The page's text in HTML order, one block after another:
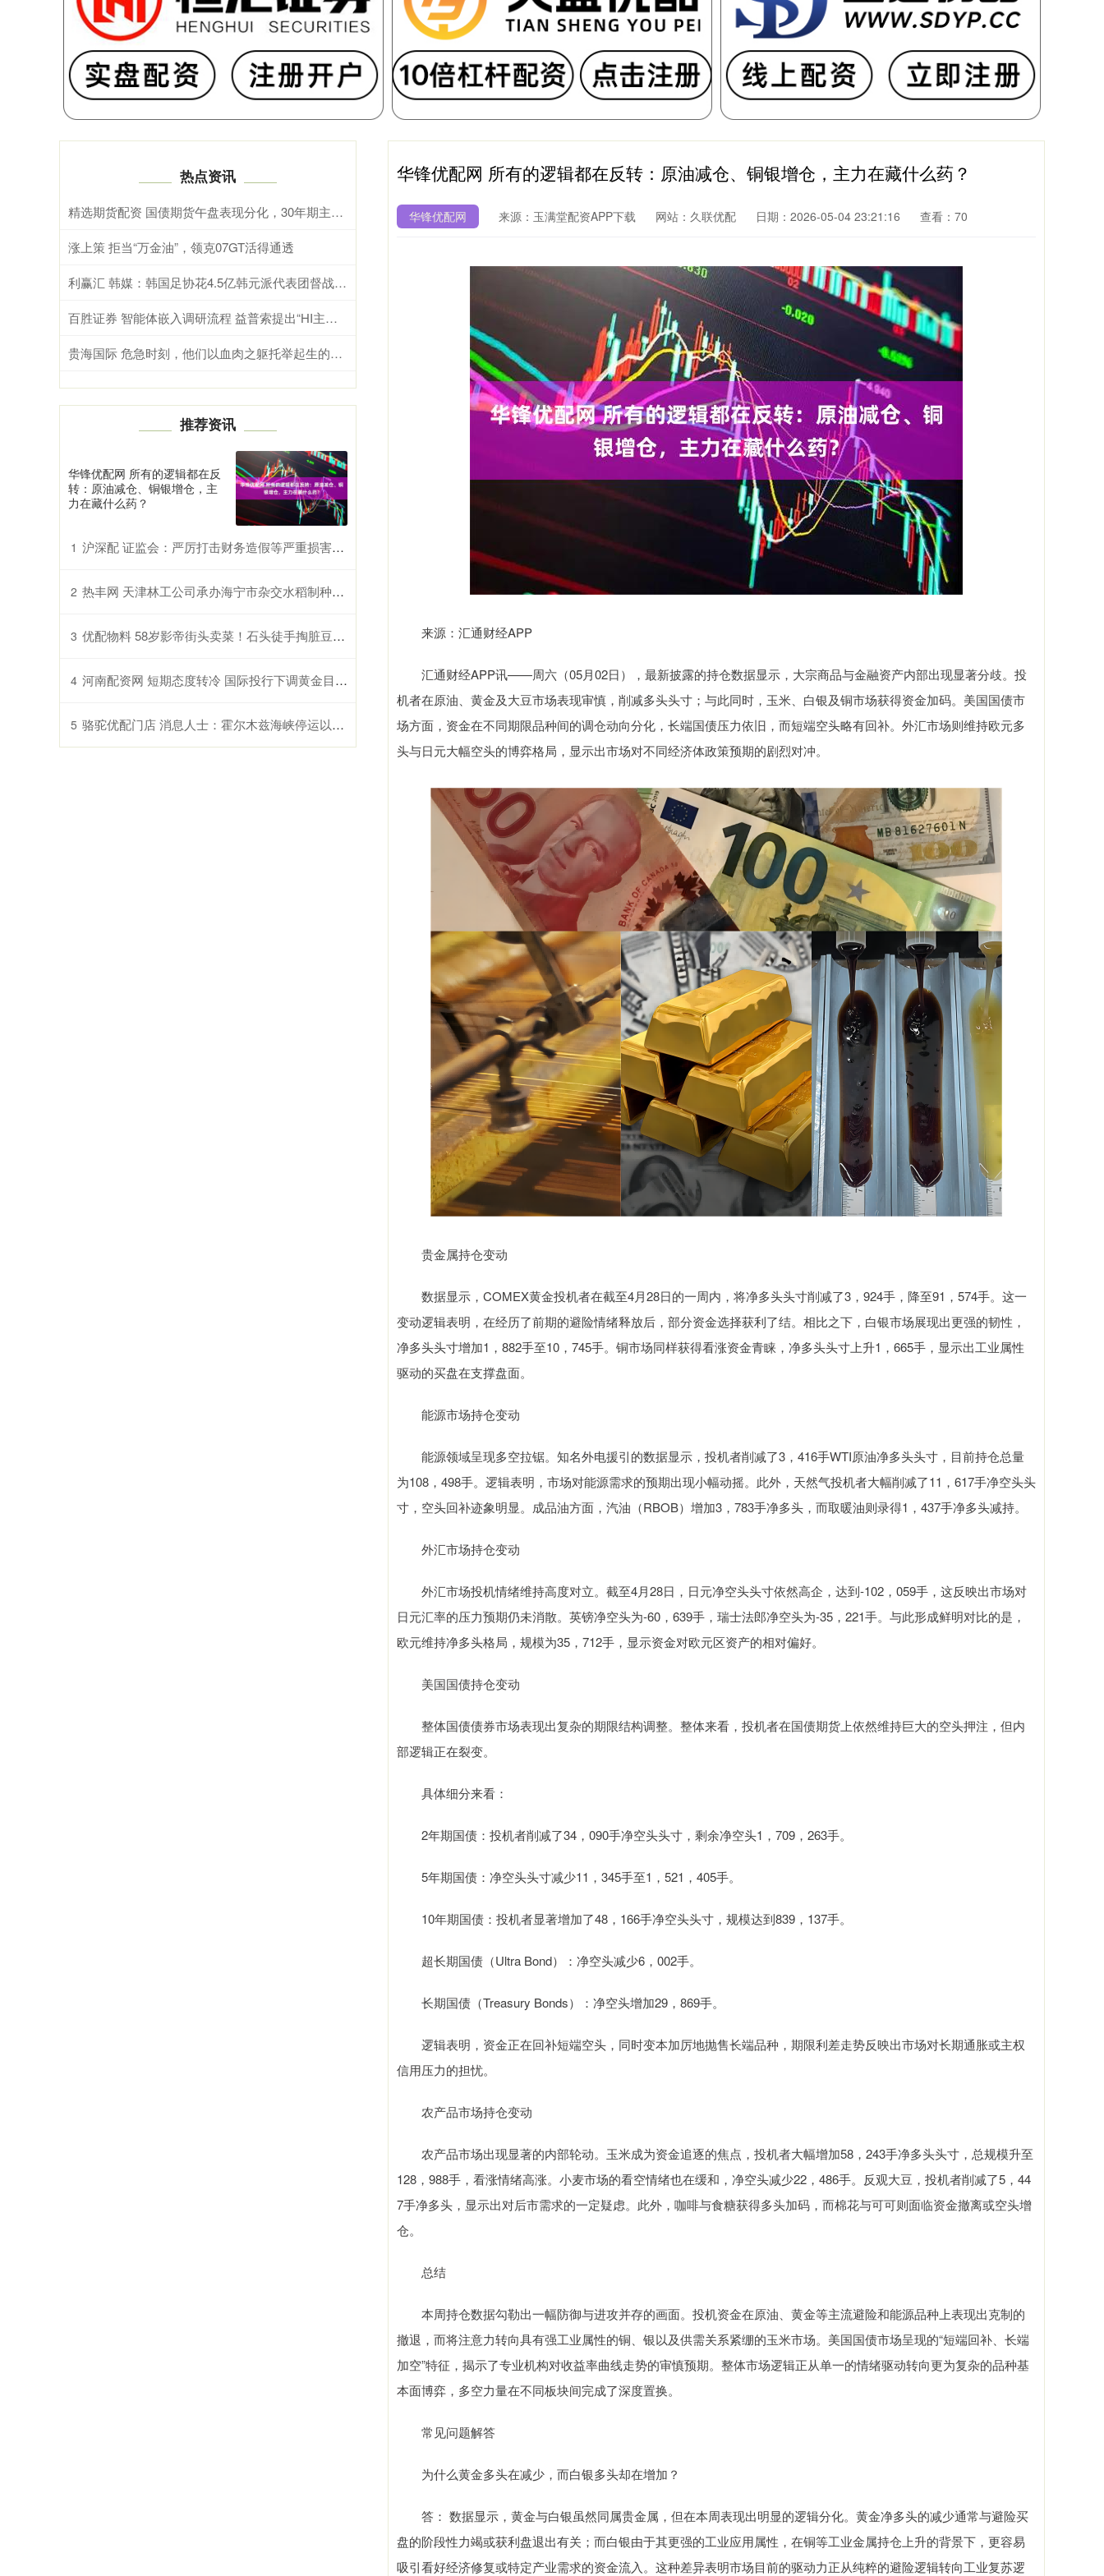
华锋优配网 所有的逻辑都在反转：原油减仓、铜银增仓，主力在藏什么药？
华锋优配网 来源：玉满堂配资APP下载 网站：久联优配 日期：2026-05-04 23:21:16 查看：70
来源：汇通财经APP
汇通财经APP讯——周六（05月02日），最新披露的持仓数据显示，大宗商品与金融资产内部出现显著分歧。投
机者在原油、黄金及大豆市场表现审慎，削减多头头寸；与此同时，玉米、白银及铜市场获得资金加码。美国国债市
场方面，资金在不同期限品种间的调仓动向分化，长端国债压力依旧，而短端空头略有回补。外汇市场则维持欧元多
头与日元大幅空头的博弈格局，显示出市场对不同经济体政策预期的剧烈对冲。
贵金属持仓变动
数据显示，COMEX黄金投机者在截至4月28日的一周内，将净多头头寸削减了3，924手，降至91，574手。这一
变动逻辑表明，在经历了前期的避险情绪释放后，部分资金选择获利了结。相比之下，白银市场展现出更强的韧性，
净多头头寸增加1，882手至10，745手。铜市场同样获得看涨资金青睐，净多头头寸上升1，665手，显示出工业属性
驱动的买盘在支撑盘面。
能源市场持仓变动
能源领域呈现多空拉锯。知名外电援引的数据显示，投机者削减了3，416手WTI原油净多头头寸，目前持仓总量
为108，498手。逻辑表明，市场对能源需求的预期出现小幅动摇。此外，天然气投机者大幅削减了11，617手净空头头
寸，空头回补迹象明显。成品油方面，汽油（RBOB）增加3，783手净多头，而取暖油则录得1，437手净多头减持。
外汇市场持仓变动
外汇市场投机情绪维持高度对立。截至4月28日，日元净空头头寸依然高企，达到-102，059手，这反映出市场对
日元汇率的压力预期仍未消散。英镑净空头为-60，639手，瑞士法郎净空头为-35，221手。与此形成鲜明对比的是，
欧元维持净多头格局，规模为35，712手，显示资金对欧元区资产的相对偏好。
美国国债持仓变动
整体国债债券市场表现出复杂的期限结构调整。整体来看，投机者在国债期货上依然维持巨大的空头押注，但内
部逻辑正在裂变。
具体细分来看：
2年期国债：投机者削减了34，090手净空头头寸，剩余净空头1，709，263手。
5年期国债：净空头头寸减少11，345手至1，521，405手。
10年期国债：投机者显著增加了48，166手净空头头寸，规模达到839，137手。
超长期国债（Ultra Bond）：净空头减少6，002手。
长期国债（Treasury Bonds）：净空头增加29，869手。
逻辑表明，资金正在回补短端空头，同时变本加厉地抛售长端品种，期限利差走势反映出市场对长期通胀或主权
信用压力的担忧。
农产品市场持仓变动
农产品市场出现显著的内部轮动。玉米成为资金追逐的焦点，投机者大幅增加58，243手净多头头寸，总规模升至
128，988手，看涨情绪高涨。小麦市场的看空情绪也在缓和，净空头减少22，486手。反观大豆，投机者削减了5，44
7手净多头，显示出对后市需求的一定疑虑。此外，咖啡与食糖获得多头加码，而棉花与可可则面临资金撤离或空头增
仓。
总结
本周持仓数据勾勒出一幅防御与进攻并存的画面。投机资金在原油、黄金等主流避险和能源品种上表现出克制的
撤退，而将注意力转向具有强工业属性的铜、银以及供需关系紧绷的玉米市场。美国国债市场呈现的“短端回补、长端
加空”特征，揭示了专业机构对收益率曲线走势的审慎预期。整体市场逻辑正从单一的情绪驱动转向更为复杂的品种基
本面博弈，多空力量在不同板块间完成了深度置换。
常见问题解答
为什么黄金多头在减少，而白银多头却在增加？
答： 数据显示，黄金与白银虽然同属贵金属，但在本周表现出明显的逻辑分化。黄金净多头的减少通常与避险买
盘的阶段性力竭或获利盘退出有关；而白银由于其更强的工业应用属性，在铜等工业金属持仓上升的背景下，更容易
吸引看好经济修复或特定产业需求的资金流入。这种差异表明市场目前的驱动力正从纯粹的避险逻辑转向工业复苏逻
热点资讯
精选期货配资 国债期货午盘表现分化，30年期主力合约跌0.12%
涨上策 拒当“万金油”，领克07GT活得通透
利赢汇 韩媒：韩国足协花4.5亿韩元派代表团督战，结果却缺席首战
百胜证券 智能体嵌入调研流程 益普索提出“HI主导、AI增强”路线
贵海国际 危急时刻，他们以血肉之躯托举起生的希望！
推荐资讯
华锋优配网 所有的逻辑都在反
转：原油减仓、铜银增仓，主
力在藏什么药？
1 沪深配 证监会：严厉打击财务造假等严重损害投资者权益的违法行为 进一步增强投资者入市投资安全感
2 热丰网 天津林工公司承办海宁市杂交水稻制种技术 交流培训会
3 优配物料 58岁影帝街头卖菜！石头徒手掏脏豆不嫌弃，这才是星二代该有的样子
4 河南配资网 短期态度转冷 国际投行下调黄金目标价
5 骆驼优配门店 消息人士：霍尔木兹海峡停运以来，欧佩克+即将第四次上调石油产量配额